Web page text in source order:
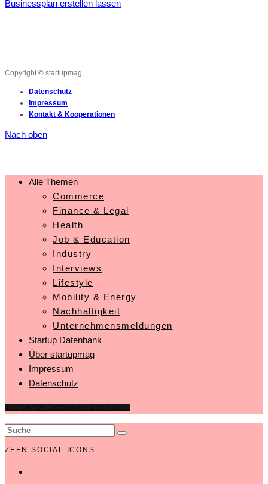
Businessplan erstellen lassen
Copyright © startupmag
Datenschutz
Impressum
Kontakt & Kooperationen
Nach oben
Alle Themen
Commerce
Finance & Legal
Health
Job & Education
Industry
Interviews
Lifestyle
Mobility & Energy
Nachhaltigkeit
Unternehmensmeldungen
Startup Datenbank
Über startupmag
Impressum
Datenschutz
ZEEN SOCIAL ICONS